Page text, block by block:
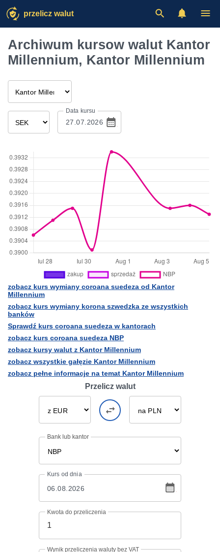
przelicz walut
Archiwum kursow walut Kantor
Millennium, Kantor Millennium
Data kursu
zobacz kurs wymiany coroana suedeza od Kantor
Millennium
zobacz kurs wymiany korona szwedzka ze wszystkich
banków
Sprawdź kurs coroana suedeza w kantorach
zobacz kurs coroana suedeza NBP
zobacz kursy walut z Kantor Millennium
zobacz wszystkie gałęzie Kantor Millennium
zobacz pełne informacje na temat Kantor Millennium
Przelicz walut
Bank lub kantor
Kurs od dnia
Kwota do przeliczenia
Wynik przeliczenia waluty bez VAT